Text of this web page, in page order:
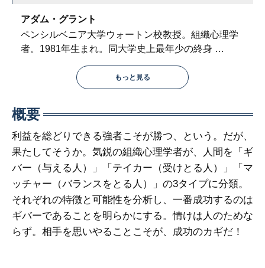
アダム・グラント
ペンシルベニア大学ウォートン校教授。組織心理学
者。1981年生まれ。同大学史上最年少の終身 …
もっと見る
概要
利益を総どりできる強者こそが勝つ、という。だが、
果たしてそうか。気鋭の組織心理学者が、人間を「ギ
バー（与える人）」「テイカー（受けとる人）」「マ
ッチャー（バランスをとる人）」の3タイプに分類。
それぞれの特徴と可能性を分析し、一番成功するのは
ギバーであることを明らかにする。情けは人のためな
らず。相手を思いやることこそが、成功のカギだ！